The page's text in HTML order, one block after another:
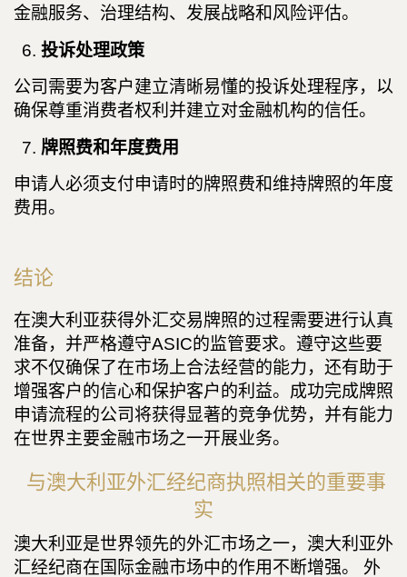
金融服务、治理结构、发展战略和风险评估。
投诉处理政策
公司需要为客户建立清晰易懂的投诉处理程序，以
确保尊重消费者权利并建立对金融机构的信任。
牌照费和年度费用
申请人必须支付申请时的牌照费和维持牌照的年度
费用。
结论
在澳大利亚获得外汇交易牌照的过程需要进行认真
准备，并严格遵守ASIC的监管要求。遵守这些要
求不仅确保了在市场上合法经营的能力，还有助于
增强客户的信心和保护客户的利益。成功完成牌照
申请流程的公司将获得显著的竞争优势，并有能力
在世界主要金融市场之一开展业务。
与澳大利亚外汇经纪商执照相关的重要事
实
澳大利亚是世界领先的外汇市场之一，澳大利亚外
汇经纪商在国际金融市场中的作用不断增强。 外